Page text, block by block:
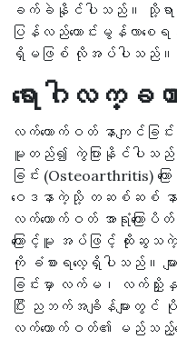
ခက်ခဲနိုင်ပါသည်။ သို့ရာ
ပြန်လည်ကောင်းမွန်လာစေရ
ရှိမဖြစ် လိုအပ်ပါသည်။
ရောဂါလက္ခဏာမ
လက်ကောက်ဝတ် နာကျင်ခြင်း
မူတည်၍ ကွဲပြားနိုင်ပါသည်
ခြင်း (Osteoarthritis) က
ဝေဒနာကဲ့သို့ တဆစ်ဆစ် န
လက်ကောက်ဝတ် အာရုံကြောပိတ်
ကြောင့်မူ အပ်ဖြင့် ထိုးဆွသ
ကို ခံစားရလေ့ရှိပါသည်။ မျ
ခြင်းမှာ လက်မ၊ လက်ညှို
ပြီး ညဘက်အချိန်များ
လက်ကောက်ဝတ်၏ မည်သည့်